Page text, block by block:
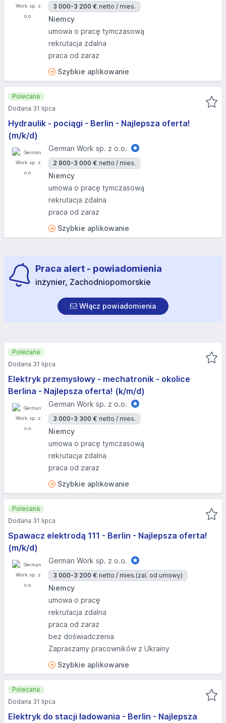
3 000-3 200 € netto / mies.
Niemcy
umowa o pracę tymczasową
rekrutacja zdalna
praca od zaraz
Szybkie aplikowanie
Hydraulik - pociągi - Berlin - Najlepsza oferta!
(m/k/d)
German Work sp. z o.o.
2 900-3 000 € netto / mies.
Niemcy
umowa o pracę tymczasową
rekrutacja zdalna
praca od zaraz
Szybkie aplikowanie
Polecana
Dodana 31 lipca
Praca alert - powiadomienia
inżynier, Zachodniopomorskie
Włącz powiadomienia
Elektryk przemysłowy - mechatronik - okolice
Berlina - Najlepsza oferta! (k/m/d)
German Work sp. z o.o.
3 000-3 300 € netto / mies.
Niemcy
umowa o pracę tymczasową
rekrutacja zdalna
praca od zaraz
Szybkie aplikowanie
Polecana
Dodana 31 lipca
Spawacz elektrodą 111 - Berlin - Najlepsza oferta!
(m/k/d)
German Work sp. z o.o.
3 000-3 200 € netto / mies.(zal. od umowy)
Niemcy
umowa o pracę
rekrutacja zdalna
praca od zaraz
bez doświadczenia
Zapraszamy pracowników z Ukrainy
Szybkie aplikowanie
Polecana
Dodana 31 lipca
Elektryk do stacji ładowania - Berlin - Najlepsza
Polecana
Dodana 31 lipca